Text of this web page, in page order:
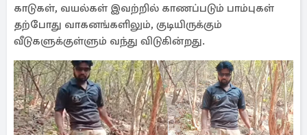
காடுகள், வயல்கள் இவற்றில் காணப்படும் பாம்புகள்
தற்போது வாகனங்களிலும், குடியிருக்கும்
வீடுகளுக்குள்ளும் வந்து விடுகின்றது.